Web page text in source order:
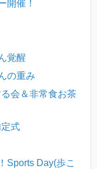
開催！
覚醒
の重み
会＆非常食お茶
式
Sports Day(歩こ